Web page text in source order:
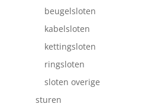
beugelsloten
kabelsloten
kettingsloten
ringsloten
sloten overige
sturen